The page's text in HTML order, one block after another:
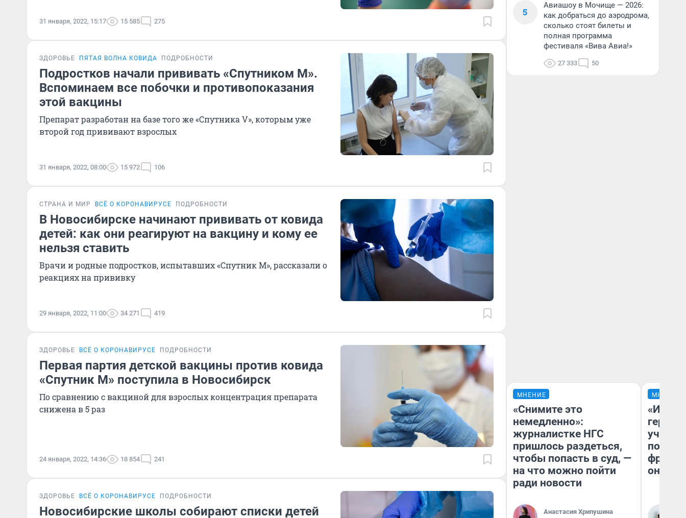
31 января, 2022, 15:17 15 585 275
ЗДОРОВЬЕ ПЯТАЯ ВОЛНА КОВИДА ПОДРОБНОСТИ
Подростков начали прививать «Спутником М».
Вспоминаем все побочки и противопоказания
этой вакцины
Препарат разработан на базе того же «Спутника V», которым уже
второй год прививают взрослых
31 января, 2022, 08:00 15 972 106
СТРАНА И МИР ВСЁ О КОРОНАВИРУСЕ ПОДРОБНОСТИ
В Новосибирске начинают прививать от ковида
детей: как они реагируют на вакцину и кому ее
нельзя ставить
Врачи и родные подростков, испытавших «Спутник M», рассказали о
реакциях на прививку
29 января, 2022, 11:00 34 271 419
ЗДОРОВЬЕ ВСЁ О КОРОНАВИРУСЕ ПОДРОБНОСТИ
Первая партия детской вакцины против ковида
«Спутник М» поступила в Новосибирск
По сравнению с вакциной для взрослых концентрация препарата
снижена в 5 раз
24 января, 2022, 14:36 18 854 241
ЗДОРОВЬЕ ВСЁ О КОРОНАВИРУСЕ ПОДРОБНОСТИ
Новосибирские школы собирают списки детей
5
Авиашоу в Мочище — 2026:
как добраться до аэродрома,
сколько стоят билеты и
полная программа
фестиваля «Вива Авиа!»
27 333 50
МНЕНИЕ
«Снимите это
немедленно»:
журналистке НГС
пришлось раздеться,
чтобы попасть в суд, —
на что можно пойти
ради новости
Анастасия Хрипушина
МНЕНИЕ
герои
учит
она